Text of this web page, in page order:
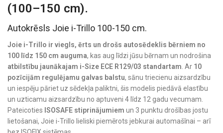
(100–150 cm).
Autokrēsls Joie i-Trillo 100-150 cm.
Joie i-Trillo ir viegls, ērts un drošs autosēdeklis bērniem no
100 līdz 150 cm auguma, kas aug līdzi jūsu bērnam un nodrošina
atbilstību jaunākajam i-Size ECE R129/03 standartam. Ar 10
pozīcijām regulējamu galvas balstu, sānu triecienu aizsardzību
un iespēju pāriet uz sēdekļa paliktni, šis modelis piedāvā elastību
un uzticamu aizsardzību no aptuveni 4 līdz 12 gadu vecumam.
Pateicoties ISOSAFE stiprinājumiem un 3 punktu drošības jostu
lietošanai, Joie i-Trillo lieliski piemērots jebkurai automašīnai – arī